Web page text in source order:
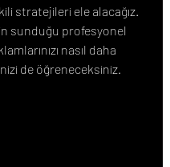
stratejileri ele alacağız.
sunduğu profesyonel
nasıl daha
de öğreneceksiniz.